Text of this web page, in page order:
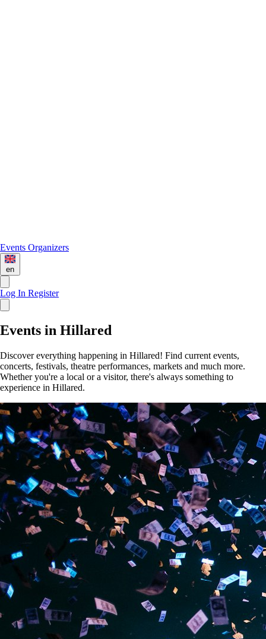
Events Organizers
en
Log In Register
Events in Hillared
Discover everything happening in Hillared! Find current events,
concerts, festivals, theatre performances, markets and much more.
Whether you're a local or a visitor, there's always something to
experience in Hillared.